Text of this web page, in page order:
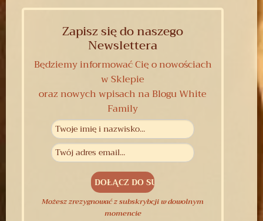
Zapisz się do naszego
Newslettera
Będziemy informować Cię o nowościach
w Sklepie
oraz nowych wpisach na Blogu White
Family
Możesz zrezygnować z subskrybcji w dowolnym
momencie